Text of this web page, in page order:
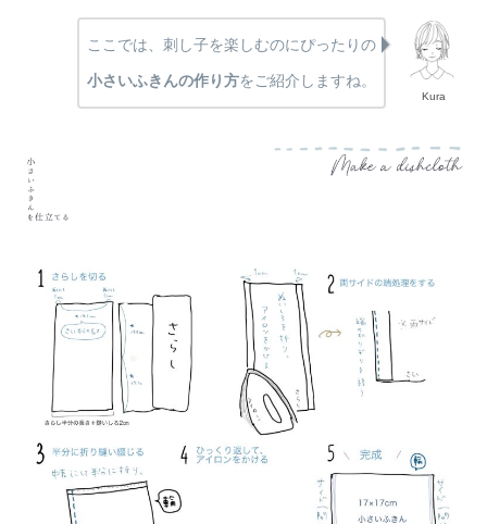
Kura
ここでは、刺し子を楽しむのにぴったりの
小さいふきんの作り方をご紹介しますね。